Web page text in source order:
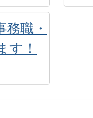
職・
す！